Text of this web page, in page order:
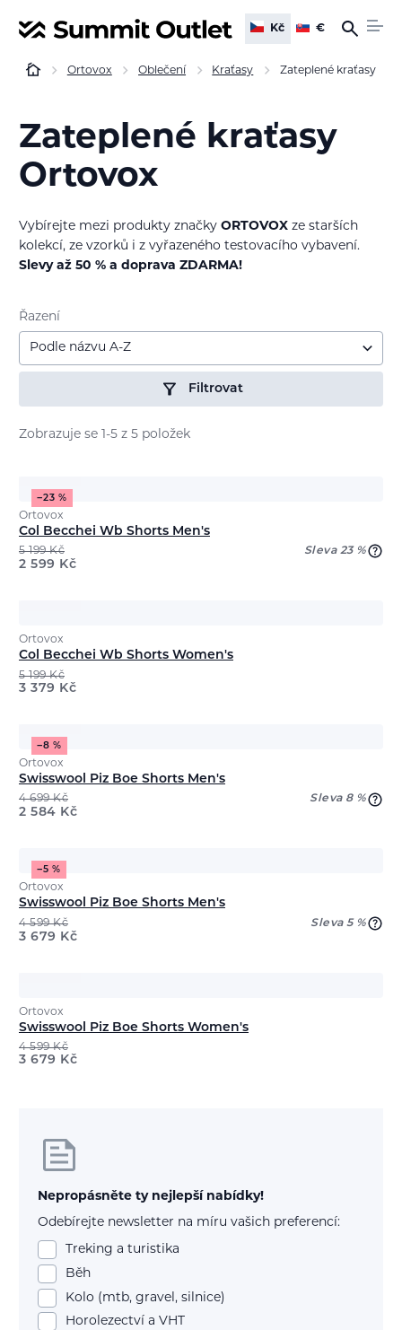
Kč €
Ortovox Oblečení Kraťasy Zateplené kraťasy
Zateplené kraťasy
Ortovox
Vybírejte mezi produkty značky ORTOVOX ze starších
kolekcí, ze vzorků i z vyřazeného testovacího vybavení.
Slevy až 50 % a doprava ZDARMA!
Řazení
Podle názvu A-Z
Filtrovat
Zobrazuje se 1-5 z 5 položek
−23 %
Ortovox
Col Becchei Wb Shorts Men's
5 199Kč Sleva 23 %
2 599 Kč
Ortovox
Col Becchei Wb Shorts Women's
5 199Kč
3 379 Kč
−8 %
Ortovox
Swisswool Piz Boe Shorts Men's
4 699Kč Sleva 8 %
2 584 Kč
−5 %
Ortovox
Swisswool Piz Boe Shorts Men's
4 599Kč Sleva 5 %
3 679 Kč
Ortovox
Swisswool Piz Boe Shorts Women's
4 599Kč
3 679 Kč
Nepropásněte ty nejlepší nabídky!
Odebírejte newsletter na míru vašich preferencí:
Treking a turistika
Běh
Kolo (mtb, gravel, silnice)
Horolezectví a VHT